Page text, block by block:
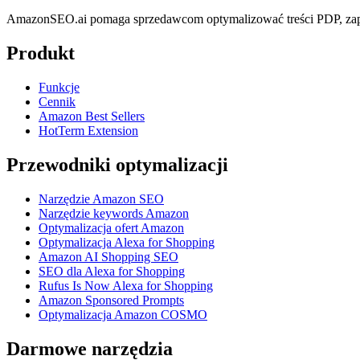
AmazonSEO.ai pomaga sprzedawcom optymalizować treści PDP,
Produkt
Funkcje
Cennik
Amazon Best Sellers
HotTerm Extension
Przewodniki optymalizacji
Narzędzie Amazon SEO
Narzędzie keywords Amazon
Optymalizacja ofert Amazon
Optymalizacja Alexa for Shopping
Amazon AI Shopping SEO
SEO dla Alexa for Shopping
Rufus Is Now Alexa for Shopping
Amazon Sponsored Prompts
Optymalizacja Amazon COSMO
Darmowe narzędzia